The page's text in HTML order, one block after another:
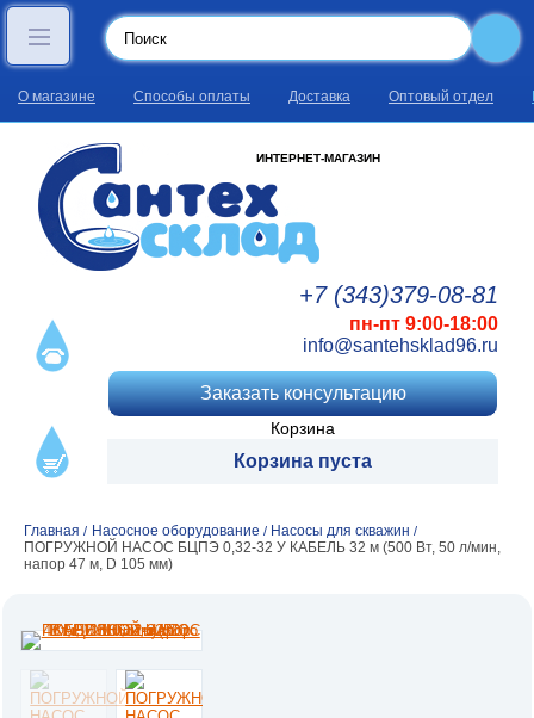
О магазине Способы оплаты Доставка Оптовый отдел
ИНТЕРНЕТ-МАГАЗИН
+7 (343)379-08-81
пн-пт 9:00-18:00
info@santehsklad96.ru
Заказать консультацию
Корзина
Корзина пуста
Главная / Насосное оборудование / Насосы для скважин /
ПОГРУЖНОЙ НАСОС БЦПЭ 0,32-32 У КАБЕЛЬ 32 м (500 Вт, 50 л/мин,
напор 47 м, D 105 мм)